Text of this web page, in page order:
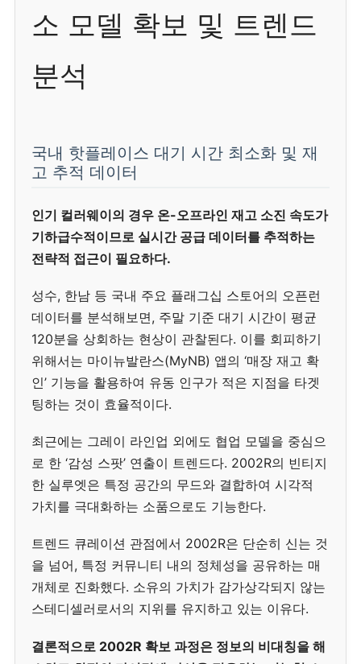
소 모델 확보 및 트렌드
분석
국내 핫플레이스 대기 시간 최소화 및 재
고 추적 데이터
인기 컬러웨이의 경우 온-오프라인 재고 소진 속도가
기하급수적이므로 실시간 공급 데이터를 추적하는
전략적 접근이 필요하다.
성수, 한남 등 국내 주요 플래그십 스토어의 오픈런
데이터를 분석해보면, 주말 기준 대기 시간이 평균
120분을 상회하는 현상이 관찰된다. 이를 회피하기
위해서는 마이뉴발란스(MyNB) 앱의 ‘매장 재고 확
인’ 기능을 활용하여 유동 인구가 적은 지점을 타겟
팅하는 것이 효율적이다.
최근에는 그레이 라인업 외에도 협업 모델을 중심으
로 한 ‘감성 스팟’ 연출이 트렌드다. 2002R의 빈티지
한 실루엣은 특정 공간의 무드와 결합하여 시각적
가치를 극대화하는 소품으로도 기능한다.
트렌드 큐레이션 관점에서 2002R은 단순히 신는 것
을 넘어, 특정 커뮤니티 내의 정체성을 공유하는 매
개체로 진화했다. 소유의 가치가 감가상각되지 않는
스테디셀러로서의 지위를 유지하고 있는 이유다.
결론적으로 2002R 확보 과정은 정보의 비대칭을 해